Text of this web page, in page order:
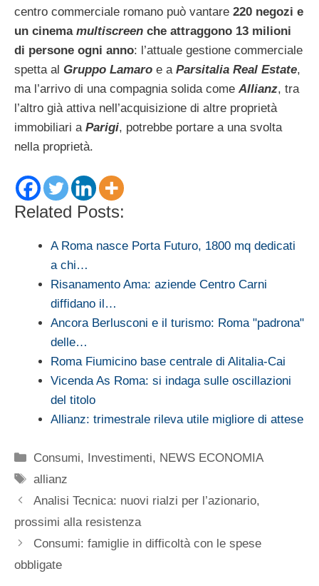
centro commerciale romano può vantare 220 negozi e
un cinema multiscreen che attraggono 13 milioni
di persone ogni anno: l’attuale gestione commerciale
spetta al Gruppo Lamaro e a Parsitalia Real Estate,
ma l’arrivo di una compagnia solida come Allianz, tra
l’altro già attiva nell’acquisizione di altre proprietà
immobiliari a Parigi, potrebbe portare a una svolta
nella proprietà.
Related Posts:
A Roma nasce Porta Futuro, 1800 mq dedicati
a chi…
Risanamento Ama: aziende Centro Carni
diffidano il…
Ancora Berlusconi e il turismo: Roma "padrona"
delle…
Roma Fiumicino base centrale di Alitalia-Cai
Vicenda As Roma: si indaga sulle oscillazioni
del titolo
Allianz: trimestrale rileva utile migliore di attese
Categorie
Consumi, Investimenti, NEWS ECONOMIA
Tag
allianz
Analisi Tecnica: nuovi rialzi per l’azionario,
prossimi alla resistenza
Consumi: famiglie in difficoltà con le spese
obbligate